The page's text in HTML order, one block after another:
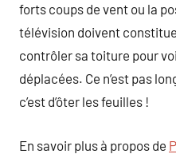
forts coups de vent ou la
télévision doivent
contrôler sa toiture pour
déplacées. Ce n’est pas
c’est d’ôter les feuilles !
En savoir plus à propos de